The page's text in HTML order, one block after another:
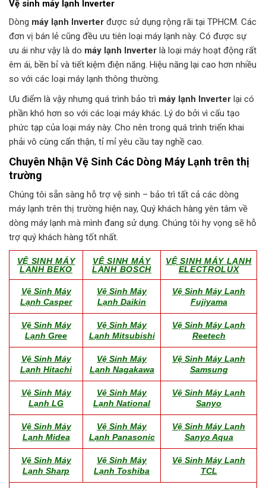
Vệ sinh máy lạnh Inverter
Dòng máy lạnh Inverter được sử dụng rộng rãi tại TPHCM. Các
đơn vị bán lẻ cũng đều ưu tiên loại máy lạnh này. Có được sự
ưu ái như vậy là do máy lạnh Inverter là loại máy hoạt động rất
êm ái, bền bỉ và tiết kiệm điện năng. Hiệu năng lại cao hơn nhiều
so với các loại máy lạnh thông thường.
Ưu điểm là vậy nhưng quá trình bảo trì máy lạnh Inverter lại có
phần khó hơn so với các loại máy khác. Lý do bởi vì cấu tạo
phức tạp của loại máy này. Cho nên trong quá trình triển khai
phải vô cùng cẩn thận, tỉ mỉ yêu cầu tay nghề cao.
Chuyên Nhận Vệ Sinh Các Dòng Máy Lạnh trên thị
trường
Chúng tôi sẵn sàng hỗ trợ vệ sinh – bảo trì tất cả các dòng
máy lạnh trên thị trường hiện nay, Quý khách hàng yên tâm về
dòng máy lạnh mà mình đang sử dụng. Chúng tôi hy vọng sẽ hỗ
trợ quý khách hàng tốt nhất.
VỆ SINH MÁY
LẠNH BEKO
VỆ SINH MÁY
LẠNH BOSCH
VỆ SINH MÁY LẠNH
ELECTROLUX
Vệ Sinh Máy
Lạnh Casper
Vệ Sinh Máy
Lạnh Daikin
Vệ Sinh Máy Lạnh
Fujiyama
Vệ Sinh Máy
Lạnh Gree
Vệ Sinh Máy
Lạnh Mitsubishi
Vệ Sinh Máy Lạnh
Reetech
Vệ Sinh Máy
Lạnh Hitachi
Vệ Sinh Máy
Lạnh Nagakawa
Vệ Sinh Máy Lạnh
Samsung
Vệ Sinh Máy
Lạnh LG
Vệ Sinh Máy
Lạnh National
Vệ Sinh Máy Lạnh
Sanyo
Vệ Sinh Máy
Lạnh Midea
Vệ Sinh Máy
Lạnh Panasonic
Vệ Sinh Máy Lạnh
Sanyo Aqua
Vệ Sinh Máy
Lạnh Sharp
Vệ Sinh Máy
Lạnh Toshiba
Vệ Sinh Máy Lạnh
TCL